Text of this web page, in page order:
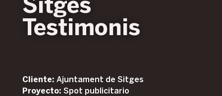
Sitges
Testimonis
Cliente: Ajuntament de Sitges
Proyecto: Spot publicitario